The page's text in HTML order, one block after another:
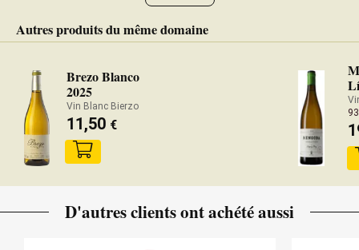
Autres produits du même domaine
Brezo Blanco
2025
Vin Blanc Bierzo
11,50 €
D'autres clients ont achété aussi